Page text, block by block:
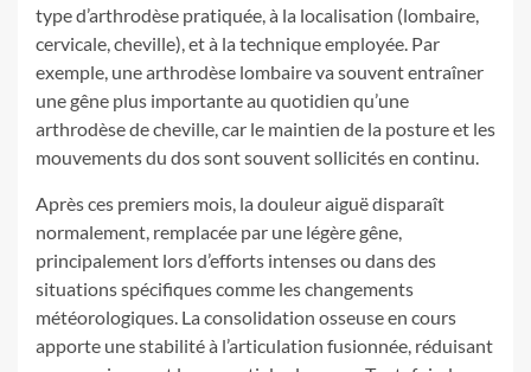
type d’arthrodèse pratiquée, à la localisation (lombaire,
cervicale, cheville), et à la technique employée. Par
exemple, une arthrodèse lombaire va souvent entraîner
une gêne plus importante au quotidien qu’une
arthrodèse de cheville, car le maintien de la posture et les
mouvements du dos sont souvent sollicités en continu.
Après ces premiers mois, la douleur aiguë disparaît
normalement, remplacée par une légère gêne,
principalement lors d’efforts intenses ou dans des
situations spécifiques comme les changements
météorologiques. La consolidation osseuse en cours
apporte une stabilité à l’articulation fusionnée, réduisant